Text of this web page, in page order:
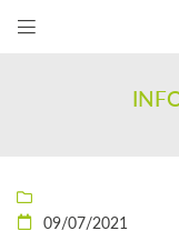

06 18 92 21 10


09/07/2021